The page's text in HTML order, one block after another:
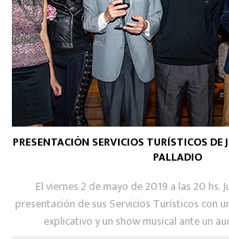
PRESENTACIÓN SERVICIOS TURÍSTICOS DE
PALLADIO
El viernes 2 de mayo de 2019 a las 20 hs.
presentación de sus Servicios Turísticos con
explicativo y un show musical ante un